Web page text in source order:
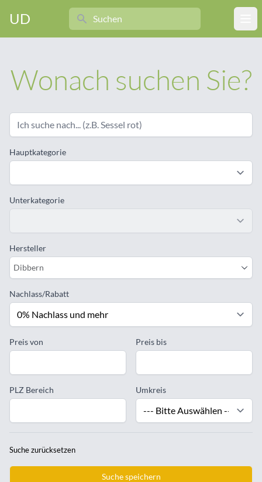
UD
Search
Wonach suchen Sie?
Hauptkategorie
Unterkategorie
Hersteller
Dibbern
Nachlass/Rabatt
Preis von Preis bis
PLZ Bereich Umkreis
Suche zurücksetzen
Suche speichern